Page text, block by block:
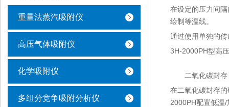
重量法蒸汽吸附仪
高压气体吸附仪
化学吸附仪
多组分竞争吸附分析仪
在设定的压力间
绘制等温线。
通过使用单独的
3H-2000PH型高
二氧化碳封存
在二氧化碳封存
2000PH配置低温